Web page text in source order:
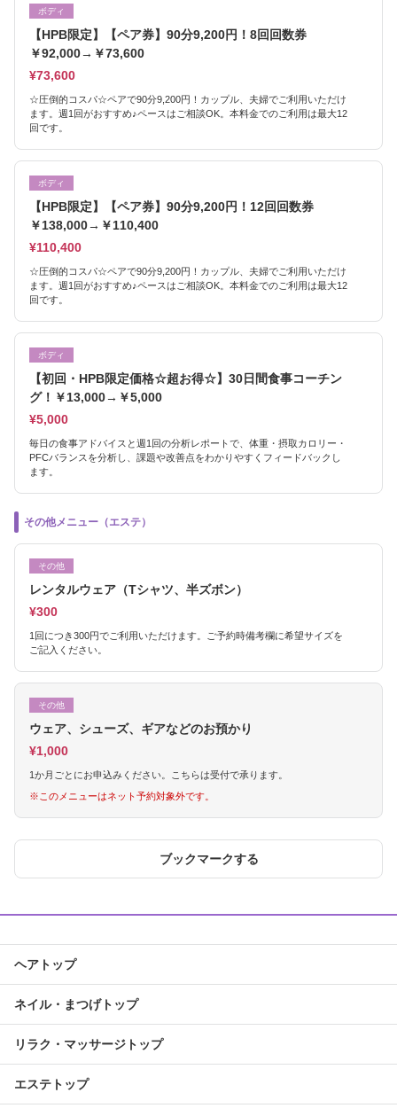
ボディ
【HPB限定】【ペア券】90分9,200円！8回回数券
￥92,000→￥73,600
¥73,600
☆圧倒的コスパ☆ペアで90分9,200円！カップル、夫婦でご利用いただけ
ます。週1回がおすすめ♪ペースはご相談OK。本料金でのご利用は最大12
回です。
ボディ
【HPB限定】【ペア券】90分9,200円！12回回数券
￥138,000→￥110,400
¥110,400
☆圧倒的コスパ☆ペアで90分9,200円！カップル、夫婦でご利用いただけ
ます。週1回がおすすめ♪ペースはご相談OK。本料金でのご利用は最大12
回です。
ボディ
【初回・HPB限定価格☆超お得☆】30日間食事コーチン
グ！￥13,000→￥5,000
¥5,000
毎日の食事アドバイスと週1回の分析レポートで、体重・摂取カロリー・
PFCバランスを分析し、課題や改善点をわかりやすくフィードバックし
ます。
その他メニュー（エステ）
その他
レンタルウェア（Tシャツ、半ズボン）
¥300
1回につき300円でご利用いただけます。ご予約時備考欄に希望サイズを
ご記入ください。
その他
ウェア、シューズ、ギアなどのお預かり
¥1,000
1か月ごとにお申込みください。こちらは受付で承ります。
※このメニューはネット予約対象外です。
ブックマークする
ヘアトップ
ネイル・まつげトップ
リラク・マッサージトップ
エステトップ